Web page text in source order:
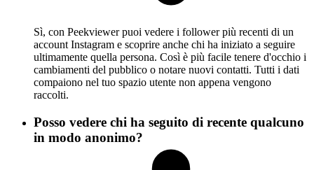
Sì, con Peekviewer puoi vedere i follower più recenti di un
account Instagram e scoprire anche chi ha iniziato a seguire
ultimamente quella persona. Così è più facile tenere d'occhio i
cambiamenti del pubblico o notare nuovi contatti. Tutti i dati
compaiono nel tuo spazio utente non appena vengono
raccolti.
Posso vedere chi ha seguito di recente qualcuno
in modo anonimo?